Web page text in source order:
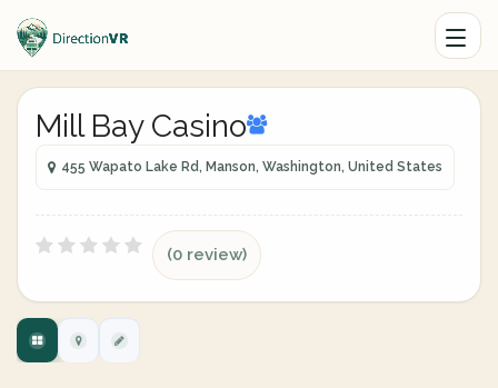
Mill Bay Casino
455 Wapato Lake Rd, Manson, Washington, United States
(0 review)